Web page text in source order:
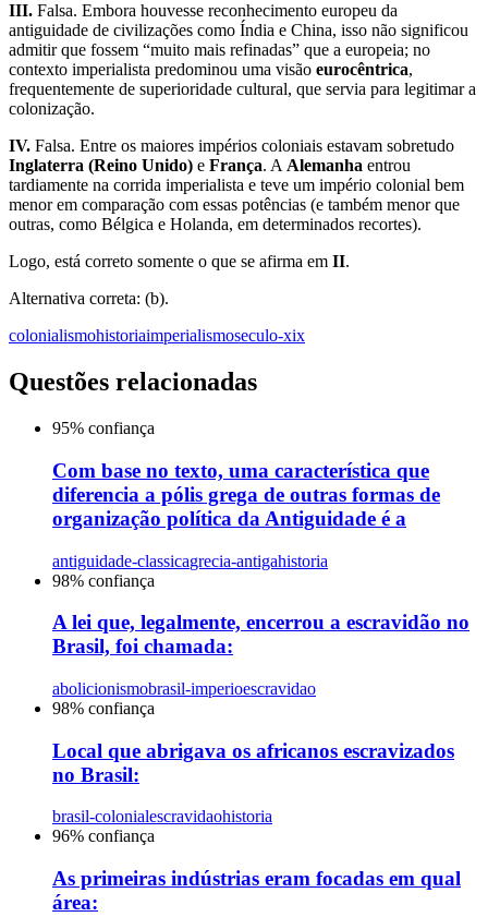
III. Falsa. Embora houvesse reconhecimento europeu da
antiguidade de civilizações como Índia e China, isso não significou
admitir que fossem “muito mais refinadas” que a europeia; no
contexto imperialista predominou uma visão eurocêntrica,
frequentemente de superioridade cultural, que servia para legitimar a
colonização.
IV. Falsa. Entre os maiores impérios coloniais estavam sobretudo
Inglaterra (Reino Unido) e França. A Alemanha entrou
tardiamente na corrida imperialista e teve um império colonial bem
menor em comparação com essas potências (e também menor que
outras, como Bélgica e Holanda, em determinados recortes).
Logo, está correto somente o que se afirma em II.
Alternativa correta: (b).
colonialismohistoriaimperialismoseculo-xix
Questões relacionadas
95% confiança
Com base no texto, uma característica que
diferencia a pólis grega de outras formas de
organização política da Antiguidade é a
antiguidade-classicagrecia-antigahistoria
98% confiança
A lei que, legalmente, encerrou a escravidão no
Brasil, foi chamada:
abolicionismobrasil-imperioescravidao
98% confiança
Local que abrigava os africanos escravizados
no Brasil:
brasil-colonialescravidaohistoria
96% confiança
As primeiras indústrias eram focadas em qual
área: